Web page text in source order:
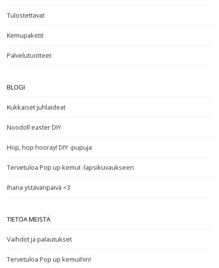
Tulostettavat
Kemupaketit
Palvelutuotteet
BLOGI
Kukkaiset juhlaideat
Noodoll easter DIY
Hop, hop hooray! DIY -pupuja
Tervetuloa Pop up kemut -lapsikuvaukseen
Ihana ystävänpäivä <3
TIETOA MEISTÄ
Vaihdot ja palautukset
Tervetuloa Pop up kemuihin!